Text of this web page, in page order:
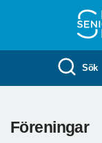
Sök
Föreningar